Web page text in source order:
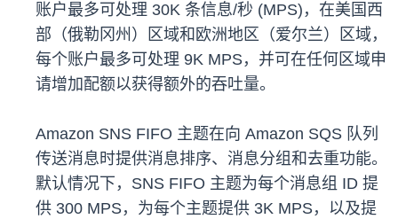
账户最多可处理 30K 条信息/秒 (MPS)，在美国西
部（俄勒冈州）区域和欧洲地区（爱尔兰）区域，
每个账户最多可处理 9K MPS，并可在任何区域申
请增加配额以获得额外的吞吐量。
Amazon SNS FIFO 主题在向 Amazon SQS 队列
传送消息时提供消息排序、消息分组和去重功能。
默认情况下，SNS FIFO 主题为每个消息组 ID 提
供 300 MPS，为每个主题提供 3K MPS，以及提